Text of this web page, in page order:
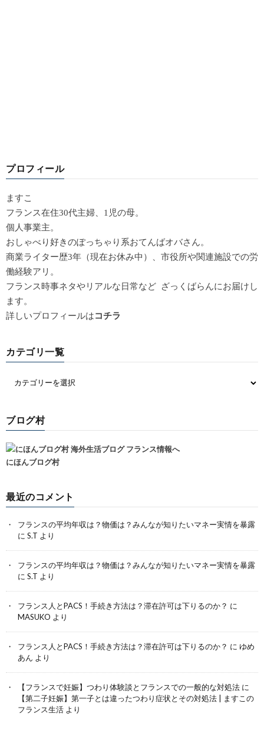
プロフィール
ますこ
フランス在住30代主婦、1児の母。
個人事業主。
おしゃべり好きのぽっちゃり系おてんばオバさん。
商業ライター歴3年（現在お休み中）、市役所や関連施設での労
働経験アリ。
フランス時事ネタやリアルな日常など ざっくばらんにお届けし
ます。
詳しいプロフィールはコチラ
カテゴリ一覧
ブログ村
にほんブログ村
最近のコメント
フランスの平均年収は？物価は？みんなが知りたいマネー実情を暴露
に S.T より
フランスの平均年収は？物価は？みんなが知りたいマネー実情を暴露
に S.T より
フランス人とPACS！手続き方法は？滞在許可は下りるのか？ に
MASUKO より
フランス人とPACS！手続き方法は？滞在許可は下りるのか？ に ゆめ
あん より
【フランスで妊娠】つわり体験談とフランスでの一般的な対処法 に
【第二子妊娠】第一子とは違ったつわり症状とその対処法 | ますこの
フランス生活 より